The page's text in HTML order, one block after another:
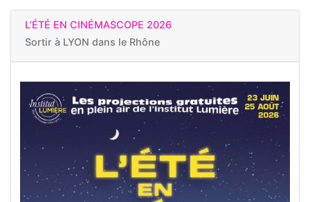
L’ÉTÉ EN CINÉMASCOPE 2026
Sortir à LYON dans le Rhône